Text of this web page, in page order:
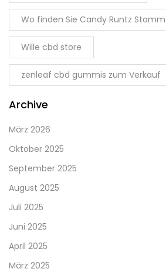
Wo finden Sie Candy Runtz Stamm
Wille cbd store
zenleaf cbd gummis zum Verkauf
Archive
März 2026
Oktober 2025
September 2025
August 2025
Juli 2025
Juni 2025
April 2025
März 2025